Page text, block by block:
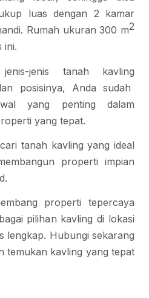
luas dengan 2 kamar
Rumah ukuran 300 m2
ini.
jenis tanah kavling
posisinya, Anda sudah
yang penting dalam
yang tepat.
tanah kavling yang ideal
properti impian
.
properti tepercaya
pilihan kavling di lokasi
lengkap. Hubungi sekarang
temukan kavling yang tepat